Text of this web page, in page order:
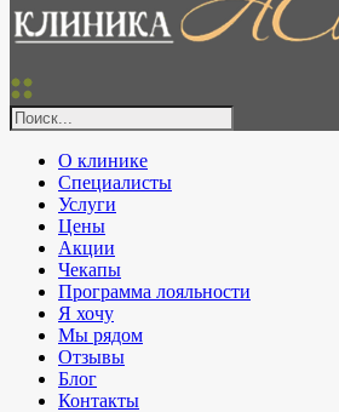
О клинике
Специалисты
Услуги
Цены
Акции
Чекапы
Программа лояльности
Я хочу
Мы рядом
Отзывы
Блог
Контакты